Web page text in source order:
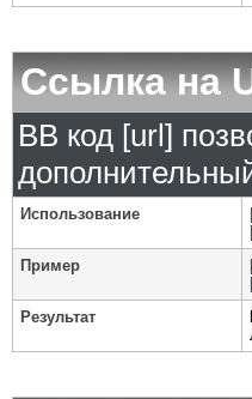
Ссылка на
BB код [url]
Использование
Пример
Результат